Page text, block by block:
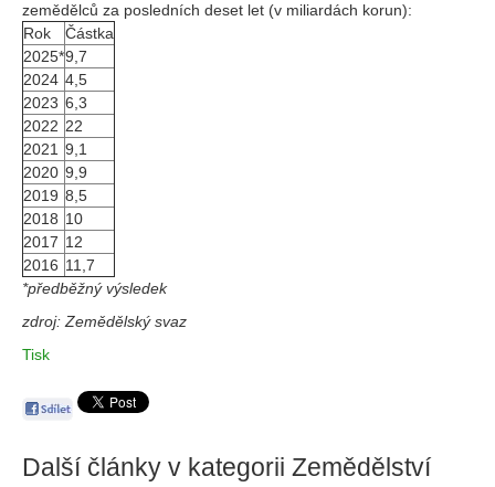
zemědělců za posledních deset let (v miliardách korun):
Rok
Částka
2025*9,7
2024 4,5
2023 6,3
2022 22
2021 9,1
2020 9,9
2019 8,5
2018 10
2017 12
2016 11,7
*předběžný výsledek
zdroj: Zemědělský svaz
Tisk
Další články v kategorii Zemědělství